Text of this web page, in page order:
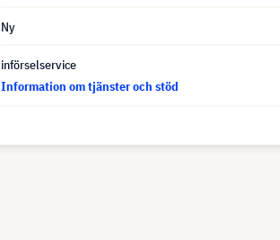
Ny
införselservice
Information om tjänster och stöd